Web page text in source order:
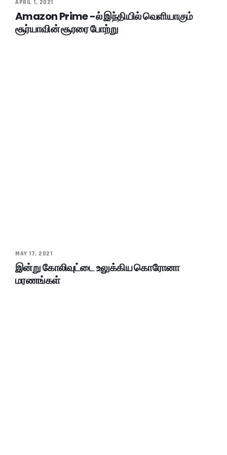
APRIL 1, 2021
Amazon Prime -ல் இந்தியில் வெளியாகும்
சூர்யாவின் சூரரை போற்று
MAY 17, 2021
இன்று கோலிவுட்டை உலுக்கிய கொரோனா
மரணங்கள்